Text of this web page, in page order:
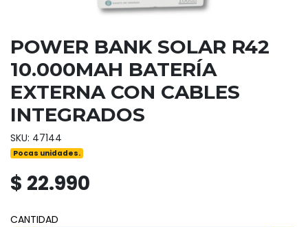
POWER BANK SOLAR R42
10.000MAH BATERÍA
EXTERNA CON CABLES
INTEGRADOS
SKU: 47144
Pocas unidades.
$ 22.990
CANTIDAD